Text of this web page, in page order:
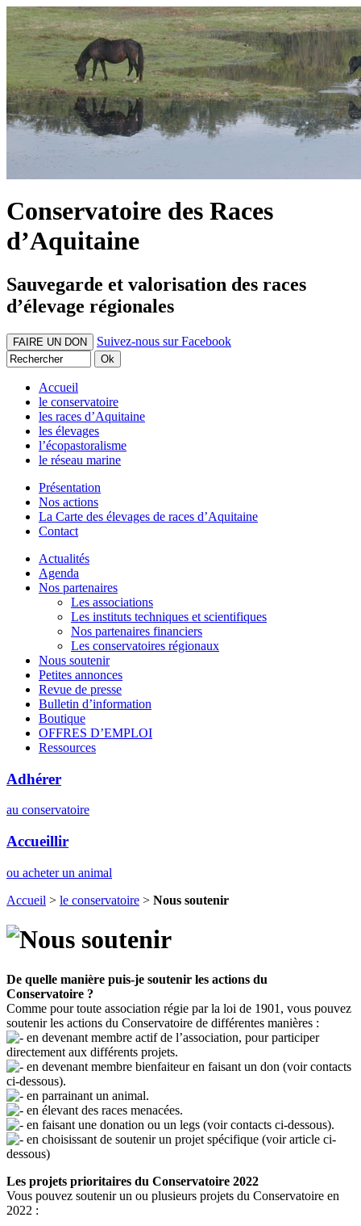
Conservatoire des Races
d’Aquitaine
Sauvegarde et valorisation des races
d’élevage régionales
FAIRE UN DON Suivez-nous sur Facebook
Accueil
le conservatoire
les races d’Aquitaine
les élevages
l’écopastoralisme
le réseau marine
Présentation
Nos actions
La Carte des élevages de races d’Aquitaine
Contact
Actualités
Agenda
Nos partenaires
Les associations
Les instituts techniques et scientifiques
Nos partenaires financiers
Les conservatoires régionaux
Nous soutenir
Petites annonces
Revue de presse
Bulletin d’information
Boutique
OFFRES D’EMPLOI
Ressources
Adhérer
au conservatoire
Accueillir
ou acheter un animal
Accueil > le conservatoire > Nous soutenir
De quelle manière puis-je soutenir les actions du
Conservatoire ?
Comme pour toute association régie par la loi de 1901, vous pouvez
soutenir les actions du Conservatoire de différentes manières :
en devenant membre actif de l’association, pour participer
directement aux différents projets.
en devenant membre bienfaiteur en faisant un don (voir contacts
ci-dessous).
en parrainant un animal.
en élevant des races menacées.
en faisant une donation ou un legs (voir contacts ci-dessous).
en choisissant de soutenir un projet spécifique (voir article ci-
dessous)
Les projets prioritaires du Conservatoire 2022
Vous pouvez soutenir un ou plusieurs projets du Conservatoire en
2022 :